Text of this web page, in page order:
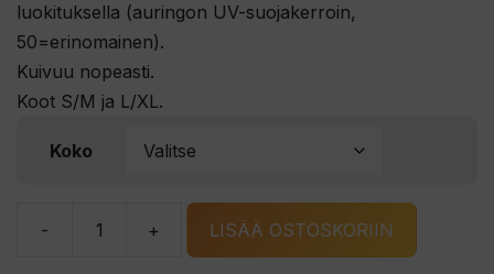
luokituksella (auringon UV-suojakerroin,
50=erinomainen).
Kuivuu nopeasti.
Koot S/M ja L/XL.
Koko
-
VISION
+ LISÄÄ OSTOSKORIIN